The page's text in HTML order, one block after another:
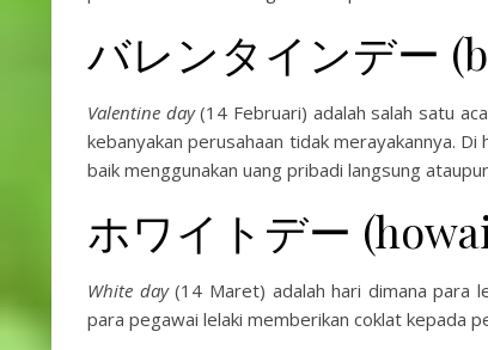
バレンタインデー
Valentine day(14 Februari) adalah salah satu
kebanyakan perusahaan tidak merayakannya.
baik menggunakan uang pribadi langsung
ホワイトデー
White day(14 Maret) adalah hari dimana para
para pegawai lelaki memberikan coklat kepada